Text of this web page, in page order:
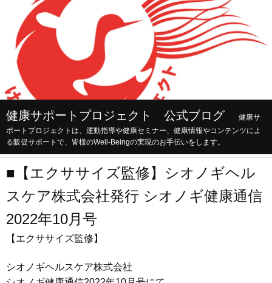
健康サポートプロジェクト 公式ブログ
健康サ
ポートプロジェクトは、運動指導や健康セミナー、健康情報やコンテンツによ
る販促サポートで、皆様のWell-Beingの実現のお手伝いをします。
■【エクササイズ監修】シオノギヘル
スケア株式会社発行 シオノギ健康通信
2022年10月号
【エクササイズ監修】
シオノギヘルスケア株式会社